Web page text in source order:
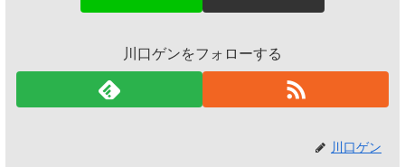
川口ゲンをフォローする
川口ゲン